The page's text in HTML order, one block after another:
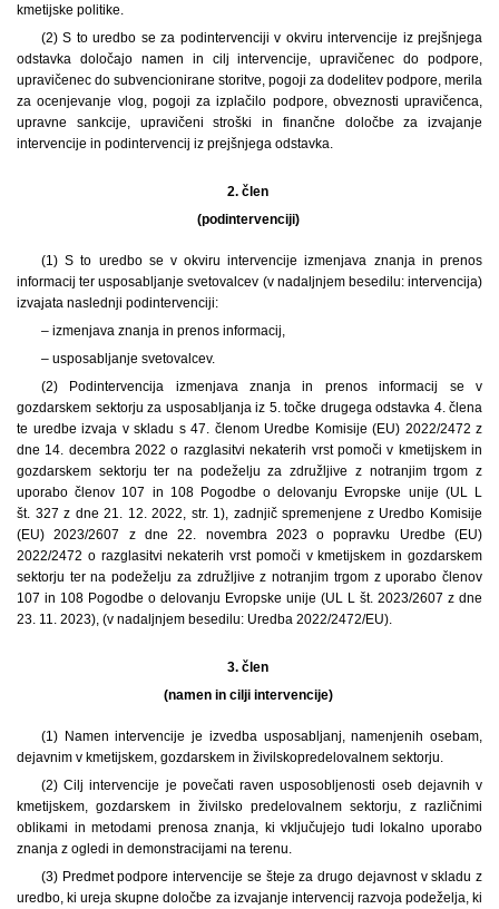
kmetijske politike.
(2) S to uredbo se za podintervenciji v okviru intervencije iz prejšnjega
odstavka določajo namen in cilj intervencije, upravičenec do podpore,
upravičenec do subvencionirane storitve, pogoji za dodelitev podpore, merila
za ocenjevanje vlog, pogoji za izplačilo podpore, obveznosti upravičenca,
upravne sankcije, upravičeni stroški in finančne določbe za izvajanje
intervencije in podintervencij iz prejšnjega odstavka.
2. člen
(podintervenciji)
(1) S to uredbo se v okviru intervencije izmenjava znanja in prenos
informacij ter usposabljanje svetovalcev (v nadaljnjem besedilu: intervencija)
izvajata naslednji podintervenciji:
– izmenjava znanja in prenos informacij,
– usposabljanje svetovalcev.
(2) Podintervencija izmenjava znanja in prenos informacij se v
gozdarskem sektorju za usposabljanja iz 5. točke drugega odstavka 4. člena
te uredbe izvaja v skladu s 47. členom Uredbe Komisije (EU) 2022/2472 z
dne 14. decembra 2022 o razglasitvi nekaterih vrst pomoči v kmetijskem in
gozdarskem sektorju ter na podeželju za združljive z notranjim trgom z
uporabo členov 107 in 108 Pogodbe o delovanju Evropske unije (UL L
št. 327 z dne 21. 12. 2022, str. 1), zadnjič spremenjene z Uredbo Komisije
(EU) 2023/2607 z dne 22. novembra 2023 o popravku Uredbe (EU)
2022/2472 o razglasitvi nekaterih vrst pomoči v kmetijskem in gozdarskem
sektorju ter na podeželju za združljive z notranjim trgom z uporabo členov
107 in 108 Pogodbe o delovanju Evropske unije (UL L št. 2023/2607 z dne
23. 11. 2023), (v nadaljnjem besedilu: Uredba 2022/2472/EU).
3. člen
(namen in cilji intervencije)
(1) Namen intervencije je izvedba usposabljanj, namenjenih osebam,
dejavnim v kmetijskem, gozdarskem in živilskopredelovalnem sektorju.
(2) Cilj intervencije je povečati raven usposobljenosti oseb dejavnih v
kmetijskem, gozdarskem in živilsko predelovalnem sektorju, z različnimi
oblikami in metodami prenosa znanja, ki vključujejo tudi lokalno uporabo
znanja z ogledi in demonstracijami na terenu.
(3) Predmet podpore intervencije se šteje za drugo dejavnost v skladu z
uredbo, ki ureja skupne določbe za izvajanje intervencij razvoja podeželja, ki